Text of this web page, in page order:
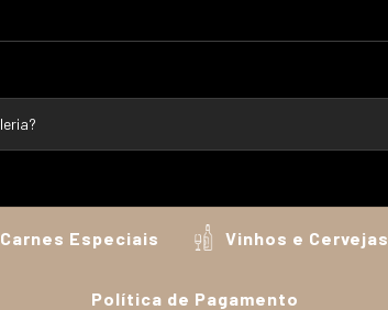
Carnes Especiais Vinhos e Cervejas
Política de Pagamento